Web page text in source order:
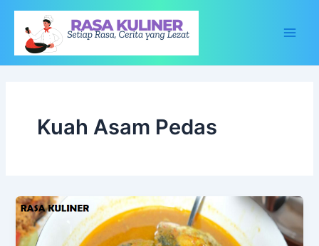
Lewati
konten
Kuah Asam Pedas